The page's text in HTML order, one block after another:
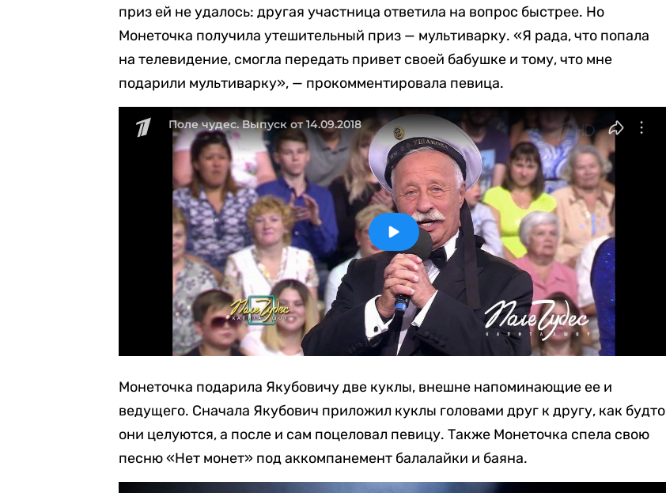
приз ей не удалось: другая участница ответила на вопрос быстрее. Но
Монеточка получила утешительный приз — мультиварку. «Я рада, что попала
на телевидение, смогла передать привет своей бабушке и тому, что мне
подарили мультиварку», — прокомментировала певица.
Монеточка подарила Якубовичу две куклы, внешне напоминающие ее и
ведущего. Сначала Якубович приложил куклы головами друг к другу, как будто
они целуются, а после и сам поцеловал певицу. Также Монеточка спела свою
песню «Нет монет» под аккомпанемент балалайки и баяна.